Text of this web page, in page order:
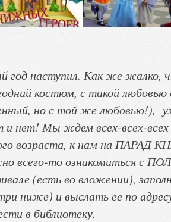
год наступил. Как же жалко,
костюм, с такой
но с той же любовью!),
и нет! Мы ждем всех-всех-
возраста, к нам на
всего-то ознакомиться с
(есть во вложении),
ниже) и выслать ее по
в библиотеку.